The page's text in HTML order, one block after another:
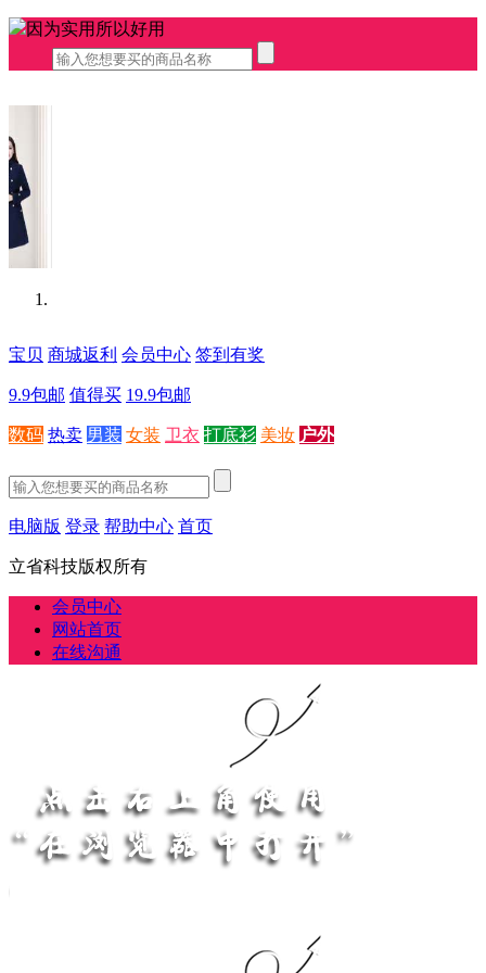
因为实用所以好用
宝贝 商城返利 会员中心 签到有奖
9.9包邮 值得买 19.9包邮
数码 热卖 男装 女装 卫衣 打底衫 美妆 户外
电脑版 登录 帮助中心 首页
立省科技版权所有
会员中心
网站首页
在线沟通